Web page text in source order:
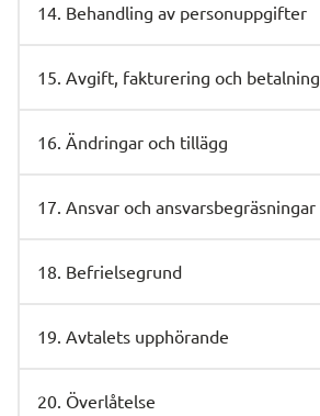
14. Behandling av personuppgifter
15. Avgift, fakturering och betalning
16. Ändringar och tillägg
17. Ansvar och ansvarsbegräsningar
18. Befrielsegrund
19. Avtalets upphörande
20. Överlåtelse